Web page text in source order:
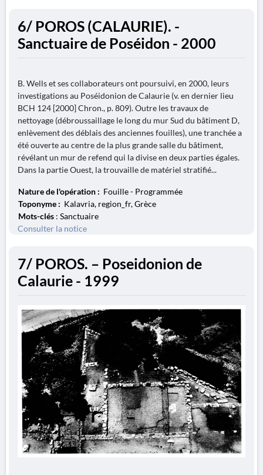
6/ POROS (CALAURIE). -
Sanctuaire de Poséidon - 2000
B. Wells et ses collaborateurs ont poursuivi, en 2000, leurs
investigations au Poséidonion de Calaurie (v. en dernier lieu
BCH 124 [2000] Chron., p. 809). Outre les travaux de
nettoyage (débroussaillage le long du mur Sud du bâtiment D,
enlèvement des déblais des anciennes fouilles), une tranchée a
été ouverte au centre de la plus grande salle du bâtiment,
révélant un mur de refend qui la divise en deux parties égales.
Dans la partie Ouest, la trouvaille de matériel stratifié...
Nature de l'opération : Fouille - Programmée
Toponyme : Kalavria, region_fr, Grèce
Mots-clés : Sanctuaire
Consulter la notice
7/ POROS. – Poseidonion de
Calaurie - 1999